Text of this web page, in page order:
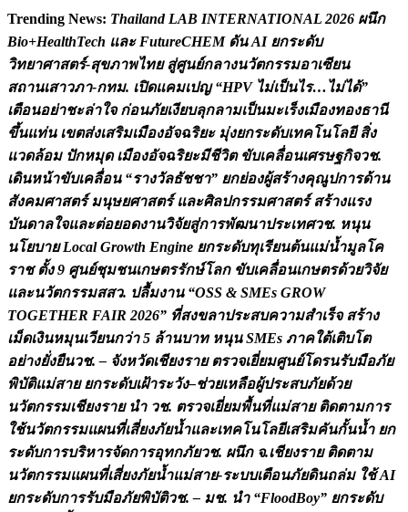
Skip
content
Trending News: Thailand LAB INTERNATIONAL 2026 ผนก
Bio+HealthTech และ FutureCHEM ดน AI ยกระดบ
วทยาศาสตร-สขภาพไทย สศนยกลางนวตกรรมอาเซยน
สถานเสาวภา-กทม. เปดแคมเปญ “HPV ไมเปนไร…ไมได”
เตอนอยาชะลาใจ กอนภยเงยบลกลามเปนมะเรงเมองทองธาน
ขนแทน เขตสงเสรมเมองอจฉรยะ มงยกระดบเทคโนโลย สง
แวดลอม ปกหมด เมองอจฉรยะมชวต ขบเคลอนเศรษฐกจวช.
เดนหนาขบเคลอน “รางวลธชชา” ยกยองผสรางคณปการดาน
สงคมศาสตร มนษยศาสตร และศลปกรรมศาสตร สรางแรง
บนดาลใจและตอยอดงานวจยสการพฒนาประเทศวช. หนน
นโยบาย Local Growth Engine ยกระดบทเรยนตนแมนมลโค
ราช ตง 9 ศนยชมชนเกษตรรกษโลก ขบเคลอนเกษตรดวยวจย
และนวตกรรมสสว. ปลมงาน “OSS & SMEs GROW
TOGETHER FAIR 2026” ทสงขลาประสบความสเรจ สราง
เมดเงนหมนเวยนกวา 5 ลานบาท หนน SMEs ภาคใตเตบโต
อยางยงยนวช. – จงหวดเชยงราย ตรวจเยยมศนยโดรนรบมอภย
พบตแมสาย ยกระดบเฝาระวง–ชวยเหลอผประสบภยดวย
นวตกรรมเชยงราย น วช. ตรวจเยยมพนทแมสาย ตดตามการ
ใชนวตกรรมแผนทเสยงภยนและเทคโนโลยเสรมคนกนน ยก
ระดบการบรหารจดการอทกภยวช. ผนก จ.เชยงราย ตดตาม
นวตกรรมแผนทเสยงภยนแมสาย-ระบบเตอนภยดนถลม ใช AI
ยกระดบการรบมอภยพบตวช. – มช. น “FloodBoy” ยกระดบ